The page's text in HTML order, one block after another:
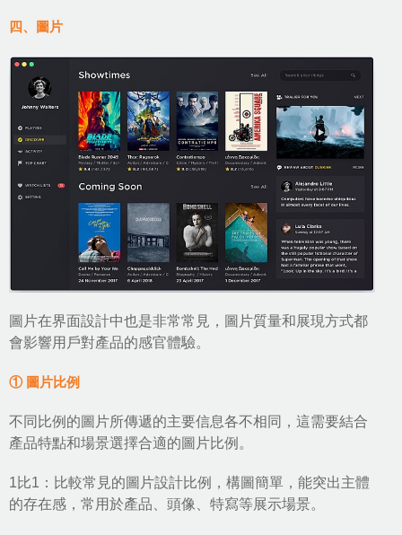
四、圖片
圖片在界面設計中也是非常常見，圖片質量和展現方式都
會影響用戶對產品的感官體驗。
① 圖片比例
不同比例的圖片所傳遞的主要信息各不相同，這需要結合
產品特點和場景選擇合適的圖片比例。
1比1：比較常見的圖片設計比例，構圖簡單，能突出主體
的存在感，常用於產品、頭像、特寫等展示場景。